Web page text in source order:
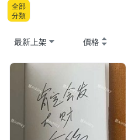
全部
分類
最新上架 價格